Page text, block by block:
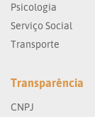
Psicologia
Serviço Social
Transporte
Transparência
CNPJ